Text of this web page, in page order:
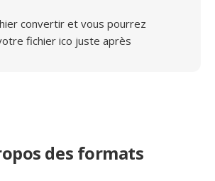
convertir et vous pourrez
fichier ico juste après
des formats